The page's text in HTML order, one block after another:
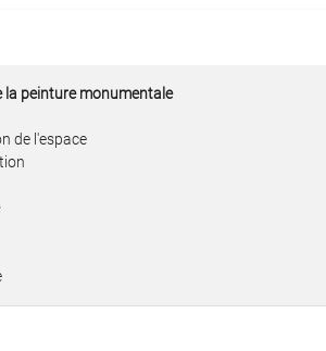
la peinture monumentale
de l'espace